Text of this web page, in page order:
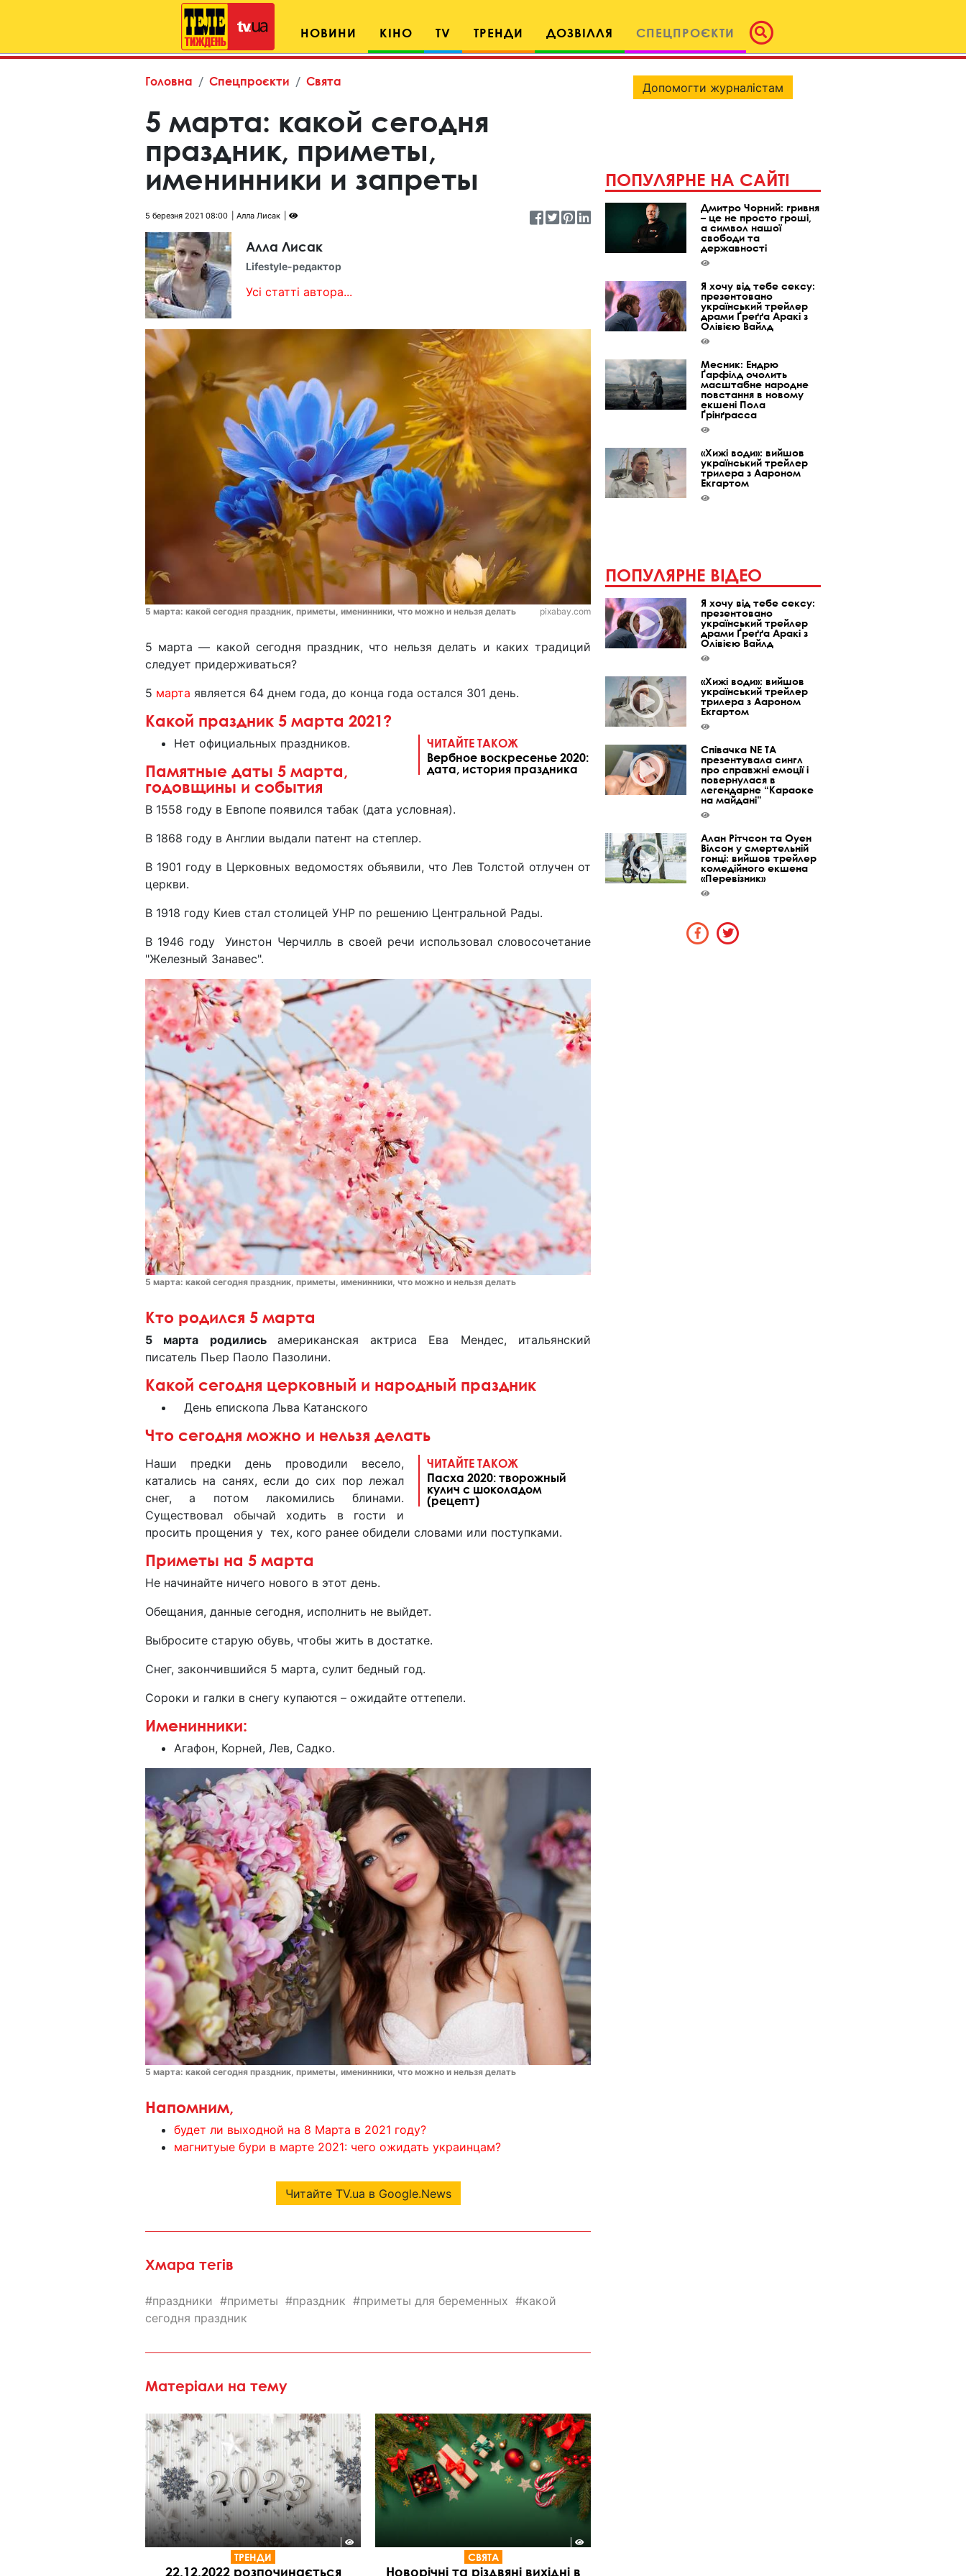
НОВИНИ КІНО TV ТРЕНДИ ДОЗВІЛЛЯ СПЕЦПРОЄКТИ
Головна Спецпроєкти Свята
5 марта: какой сегодня
праздник, приметы,
именинники и запреты
5 березня 2021 08:00 Алла Лисак
Алла Лисак
Lifestyle-редактор
Усі статті автора...
5 марта: какой сегодня праздник, приметы, именинники, что можно и нельзя делать pixabay.com
5 марта — какой сегодня праздник, что нельзя делать и каких традиций
следует придерживаться?
5 марта является 64 днем года, до конца года остался 301 день.
Какой праздник 5 марта 2021?
ЧИТАЙТЕ ТАКОЖ
Вербное воскресенье 2020:
дата, история праздника
Нет официальных праздников.
Памятные даты 5 марта,
годовщины и события
В 1558 году в Евпопе появился табак (дата условная).
В 1868 году в Англии выдали патент на степлер.
В 1901 году в Церковных ведомостях объявили, что Лев Толстой отлучен от
церкви.
В 1918 году Киев стал столицей УНР по решению Центральной Рады.
В 1946 году Уинстон Черчилль в своей речи использовал словосочетание
"Железный Занавес".
5 марта: какой сегодня праздник, приметы, именинники, что можно и нельзя делать
Кто родился 5 марта
5 марта родились американская актриса Ева Мендес, итальянский
писатель Пьер Паоло Пазолини.
Какой сегодня церковный и народный праздник
День епископа Льва Катанского
Что сегодня можно и нельзя делать
ЧИТАЙТЕ ТАКОЖ
Пасха 2020: творожный
кулич с шоколадом
(рецепт)
Наши предки день проводили весело,
катались на санях, если до сих пор лежал
снег, а потом лакомились блинами.
Существовал обычай ходить в гости и
просить прощения у тех, кого ранее обидели словами или поступками.
Приметы на 5 марта
Не начинайте ничего нового в этот день.
Обещания, данные сегодня, исполнить не выйдет.
Выбросите старую обувь, чтобы жить в достатке.
Снег, закончившийся 5 марта, сулит бедный год.
Сороки и галки в снегу купаются – ожидайте оттепели.
Именинники:
Агафон, Корней, Лев, Садко.
5 марта: какой сегодня праздник, приметы, именинники, что можно и нельзя делать
Напомним,
будет ли выходной на 8 Марта в 2021 году?
магнитyые бури в марте 2021: чего ожидать украинцам?
Читайте TV.ua в Google.News
Хмара тегів
праздники приметы праздник приметы для беременных
какой
сегодня праздник
Матеріали на тему
ТРЕНДИ
22.12.2022 розпочинається
СВЯТА
Новорічні та різдвяні вихідні в
Допомогти журналістам
ПОПУЛЯРНЕ НА САЙТІ
Дмитро Чорний: гривня
– це не просто гроші,
а символ нашої
свободи та
державності
Я хочу від тебе сексу:
презентовано
український трейлер
драми Ґреґґа Аракі з
Олівією Вайлд
Месник: Ендрю
Ґарфілд очолить
масштабне народне
повстання в новому
екшені Пола
Ґрінґрасса
«Хижі води»: вийшов
український трейлер
трилера з Аароном
Екгартом
ПОПУЛЯРНЕ ВІДЕО
Я хочу від тебе сексу:
презентовано
український трейлер
драми Ґреґґа Аракі з
Олівією Вайлд
«Хижі води»: вийшов
український трейлер
трилера з Аароном
Екгартом
Співачка NE TA
презентувала сингл
про справжні емоції і
повернулася в
легендарне “Караоке
на майдані”
Алан Рітчсон та Оуен
Вілсон у смертельній
гонці: вийшов трейлер
комедійного екшена
«Перевізник»